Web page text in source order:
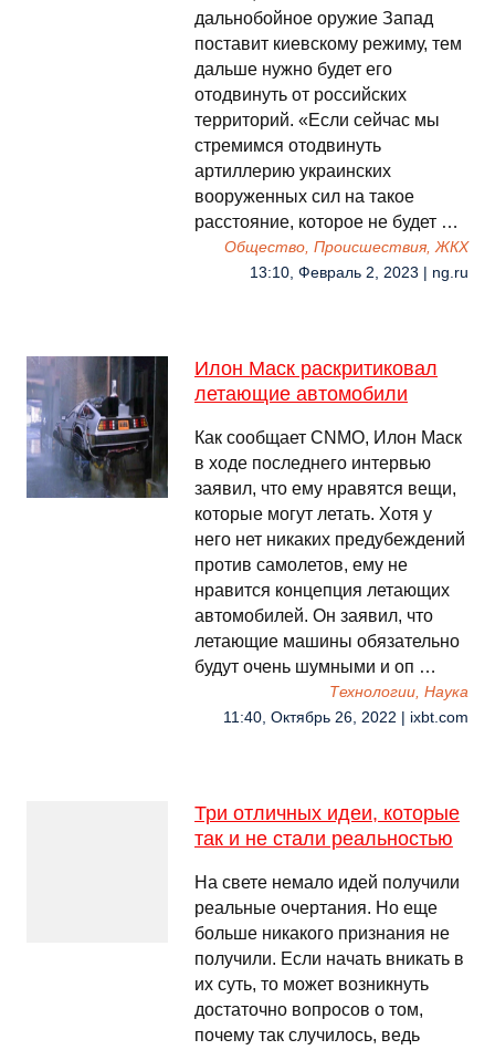
дальнобойное оружие Запад
поставит киевскому режиму, тем
дальше нужно будет его
отодвинуть от российских
территорий. «Если сейчас мы
стремимся отодвинуть
артиллерию украинских
вооруженных сил на такое
расстояние, которое не будет …
Общество, Происшествия, ЖКХ
13:10, Февраль 2, 2023 | ng.ru
Илон Маск раскритиковал
летающие автомобили
Как сообщает CNMO, Илон Маск
в ходе последнего интервью
заявил, что ему нравятся вещи,
которые могут летать. Хотя у
него нет никаких предубеждений
против самолетов, ему не
нравится концепция летающих
автомобилей. Он заявил, что
летающие машины обязательно
будут очень шумными и оп …
Технологии, Наука
11:40, Октябрь 26, 2022 | ixbt.com
Три отличных идеи, которые
так и не стали реальностью
На свете немало идей получили
реальные очертания. Но еще
больше никакого признания не
получили. Если начать вникать в
их суть, то может возникнуть
достаточно вопросов о том,
почему так случилось, ведь